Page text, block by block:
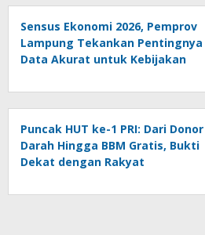
Sensus Ekonomi 2026, Pemprov
Lampung Tekankan Pentingnya
Data Akurat untuk Kebijakan
Puncak HUT ke-1 PRI: Dari Donor
Darah Hingga BBM Gratis, Bukti
Dekat dengan Rakyat